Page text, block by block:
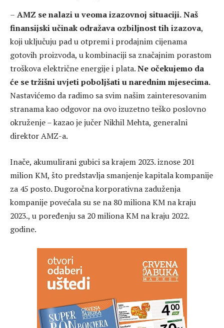
– AMZ se nalazi u veoma izazovnoj situaciji.Naš
finansijski učinak odražava ozbiljnost tih izazova,
koji uključuju pad u otpremi i prodajnim cijenama
gotovih proizvoda, u kombinaciji sa značajnim porastom
troškova električne energije i plata.Ne očekujemo da
će se tržišni uvjeti poboljšati u narednim mjesecima.
Nastavićemo da radimo sa svim našim zainteresovanim
stranama kao odgovor na ovo izuzetno teško poslovno
okruženje – kazao je jučer Nikhil Mehta, generalni
direktor AMZ-a.
Inače, akumulirani gubici sa krajem 2023. iznose 201
milion KM, što predstavlja smanjenje kapitala kompanije
za 45 posto. Dugoročna korporativna zaduženja
kompanije povećala su se na 80 miliona KM na kraju
2023., u poređenju sa 20 miliona KM na kraju 2022.
godine.